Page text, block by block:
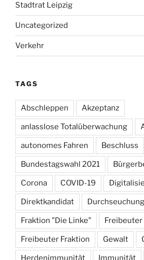
Stadtrat Leipzig
Uncategorized
Verkehr
TAGS
Abschleppen Akzeptanz
anlasslose Totalüberwachung
autonomes Fahren Beschluss
Bundestagswahl 2021
Corona COVID-19
Direktkandidat Durchseuchung
Fraktion "Die Linke" Freibeuter
Freibeuter Fraktion Gewalt
Herdenimmunität Immunität